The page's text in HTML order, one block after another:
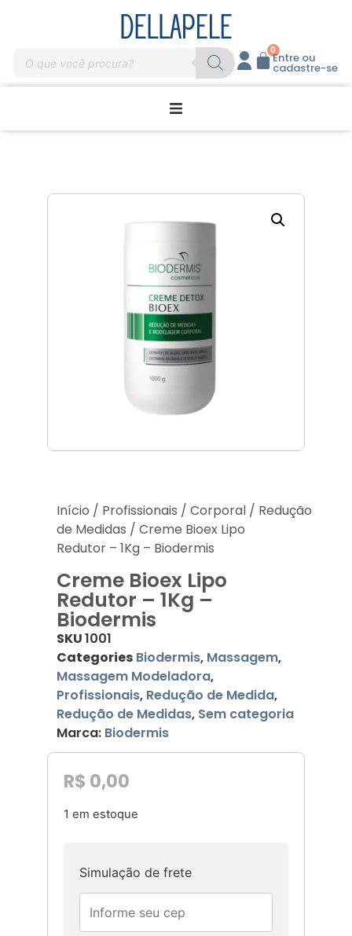
0
Entre ou
cadastre-se
Produtos Descartáveis
Início / Profissionais / Corporal / Redução
de Medidas / Creme Bioex Lipo
Redutor – 1Kg – Biodermis
Creme Bioex Lipo
Redutor – 1Kg –
Biodermis
SKU1001
Categories Biodermis, Massagem,
Massagem Modeladora,
Profissionais, Redução de Medida,
Redução de Medidas, Sem categoria
Marca: Biodermis
R$ 0,00
1 em estoque
Simulação de frete